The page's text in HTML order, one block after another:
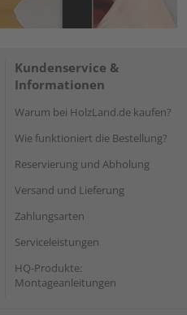
Kundenservice &
Informationen
Warum bei HolzLand.de kaufen?
Wie funktioniert die Bestellung?
Reservierung und Abholung
Versand und Lieferung
Zahlungsarten
Serviceleistungen
HQ-Produkte:
Montageanleitungen